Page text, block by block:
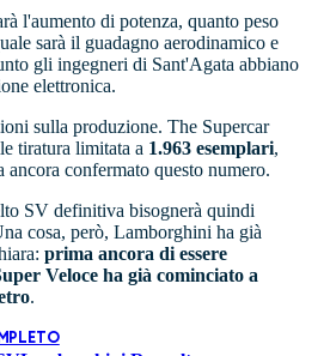
l'aumento di potenza, quanto peso
sarà il guadagno aerodinamico e
gli ingegneri di Sant'Agata abbiano
elettronica.
sulla produzione. The Supercar
tiratura limitata a 1.963 esemplari,
confermato questo numero.
SV definitiva bisognerà quindi
cosa, però, Lamborghini ha già
prima ancora di essere
Veloce ha già cominciato a
.